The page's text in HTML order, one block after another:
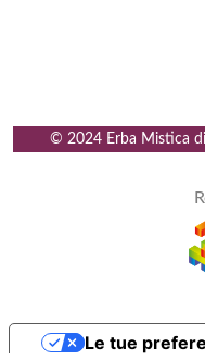
© 2024 Erba Mistica
Le tue